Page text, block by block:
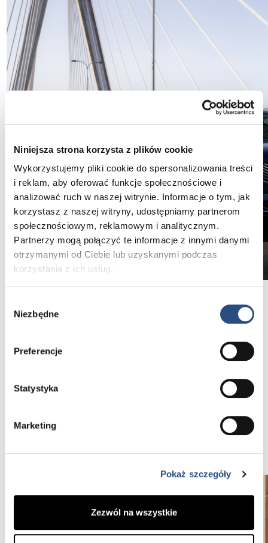
Niniejsza strona korzysta z plików cookie
Wykorzystujemy pliki cookie do spersonalizowania treści
i reklam, aby oferować funkcje społecznościowe i
analizować ruch w naszej witrynie. Informacje o tym, jak
korzystasz z naszej witryny, udostępniamy partnerom
społecznościowym, reklamowym i analitycznym.
Partnerzy mogą połączyć te informacje z innymi danymi
otrzymanymi od Ciebie lub uzyskanymi podczas
korzystania z ich usług.
zgody
Niezbędne
Preferencje
Statystyka
Marketing
Pokaż szczegóły
Zezwól na wszystkie
Dostępne od ręki – Wrocław i Lubin
w salonach Volvo V-Motors:
• Lubin – ul. Legnicka 69a
Bez oczekiwania na produkcję. Bez kompromisów